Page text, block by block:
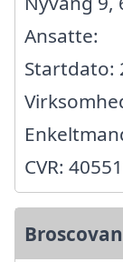
Ansatte:
Startdato:
CVR: